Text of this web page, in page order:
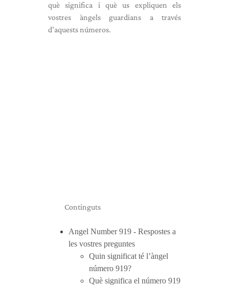
què significa i què us expliquen els
vostres àngels guardians a través
d’aquests números.
Continguts
Angel Number 919 - Respostes a
les vostres preguntes
Quin significat té l’àngel
número 919?
Què significa el número 919